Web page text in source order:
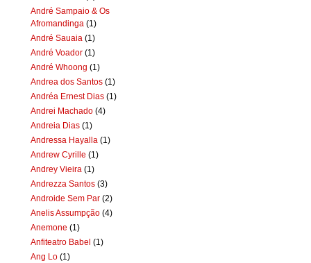
André Sampaio & Os
Afromandinga (1)
André Sauaia (1)
André Voador (1)
André Whoong (1)
Andrea dos Santos (1)
Andréa Ernest Dias (1)
Andrei Machado (4)
Andreia Dias (1)
Andressa Hayalla (1)
Andrew Cyrille (1)
Andrey Vieira (1)
Andrezza Santos (3)
Androide Sem Par (2)
Anelis Assumpção (4)
Anemone (1)
Anfiteatro Babel (1)
Ang Lo (1)